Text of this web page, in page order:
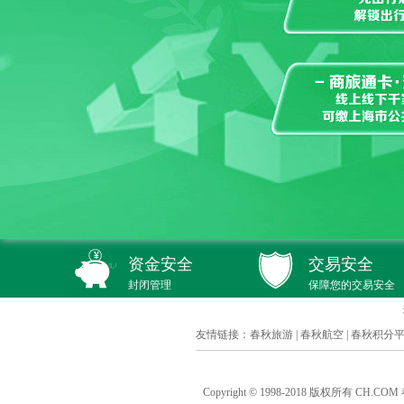
资金安全
封闭管理
交易安全
保障您的交易安全
友情链接： 春秋旅游 春秋航空 春秋积分
Copyright © 1998-2018 版权所有